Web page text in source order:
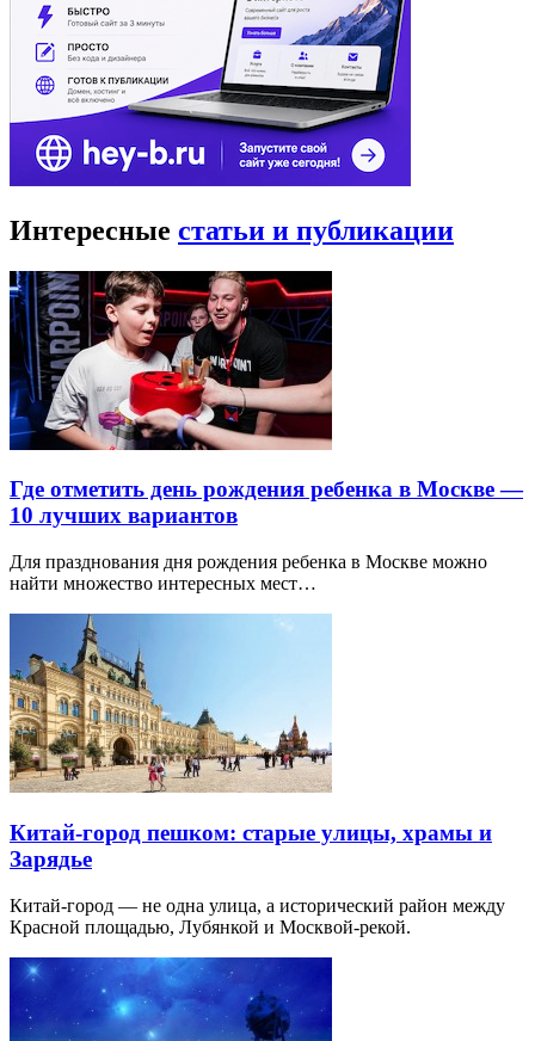
Интересные статьи и публикации
Где отметить день рождения ребенка в Москве —
10 лучших вариантов
Для празднования дня рождения ребенка в Москве можно
найти множество интересных мест…
Китай-город пешком: старые улицы, храмы и
Зарядье
Китай-город — не одна улица, а исторический район между
Красной площадью, Лубянкой и Москвой-рекой.